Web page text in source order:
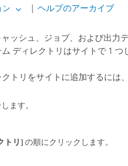
ン | ヘルプのアーカイブ
ッシュ、ジョブ、および出力
ディレクトリはサイトで 1 つ
トリをサイトに追加するには
します。
トリ] の順にクリックします。